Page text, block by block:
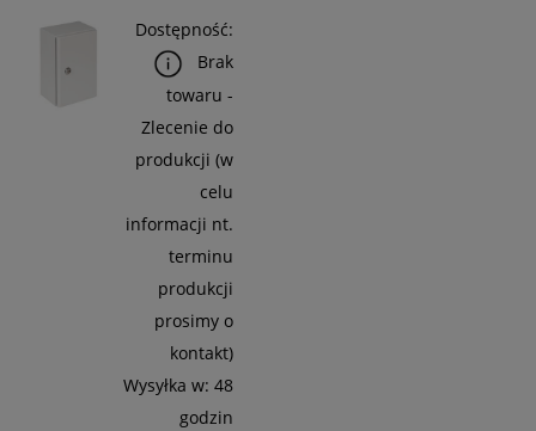
Dostępność:
Brak
towaru -
Zlecenie do
produkcji (w
celu
informacji nt.
terminu
produkcji
prosimy o
kontakt)
Wysyłka w: 48
godzin